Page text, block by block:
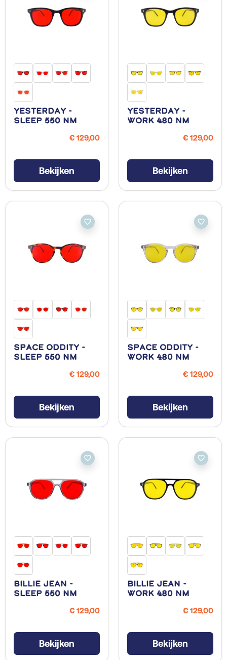
Yesterday -
Sleep 550 NM
€ 129,00
Bekijken
Yesterday -
Work 480 NM
€ 129,00
Bekijken
favorite_border
Space Oddity -
Sleep 550 NM
€ 129,00
Bekijken
favorite_border
Space Oddity -
Work 480 NM
€ 129,00
Bekijken
favorite_border
Billie Jean -
Sleep 550 NM
€ 129,00
Bekijken
favorite_border
Billie Jean -
Work 480 NM
€ 129,00
Bekijken